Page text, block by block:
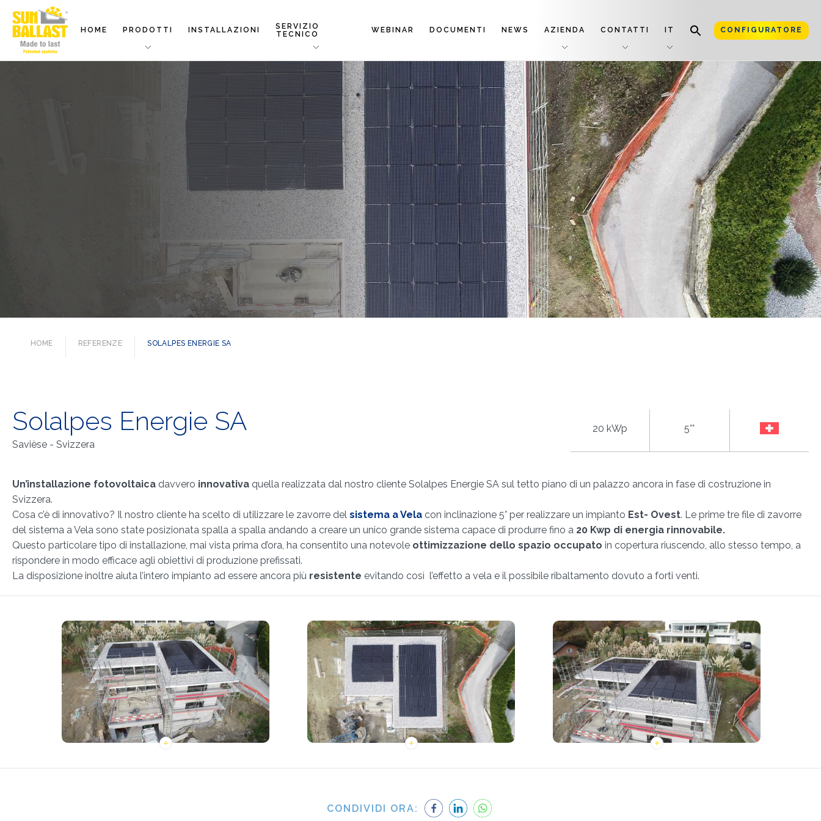
HOME PRODOTTI INSTALLAZIONI
SERVIZIO
TECNICO
WEBINAR DOCUMENTI NEWS AZIENDA CONTATTI IT CONFIGURATORE
HOME REFERENZE SOLALPES ENERGIE SA
Solalpes Energie SA
Savièse - Svizzera
20 kWp 5°°
Un’installazione fotovoltaica davvero innovativa quella realizzata dal nostro cliente Solalpes Energie SA sul tetto piano di un palazzo ancora in fase di costruzione in
Svizzera.
Cosa c’è di innovativo? Il nostro cliente ha scelto di utilizzare le zavorre del sistema a Vela con inclinazione 5° per realizzare un impianto Est- Ovest. Le prime tre file di zavorre
del sistema a Vela sono state posizionata spalla a spalla andando a creare un unico grande sistema capace di produrre fino a 20 Kwp di energia rinnovabile.
Questo particolare tipo di installazione, mai vista prima d’ora, ha consentito una notevole ottimizzazione dello spazio occupato in copertura riuscendo, allo stesso tempo, a
rispondere in modo efficace agli obiettivi di produzione prefissati.
La disposizione inoltre aiuta l’intero impianto ad essere ancora più resistente evitando così l’effetto a vela e il possibile ribaltamento dovuto a forti venti.
CONDIVIDI ORA: